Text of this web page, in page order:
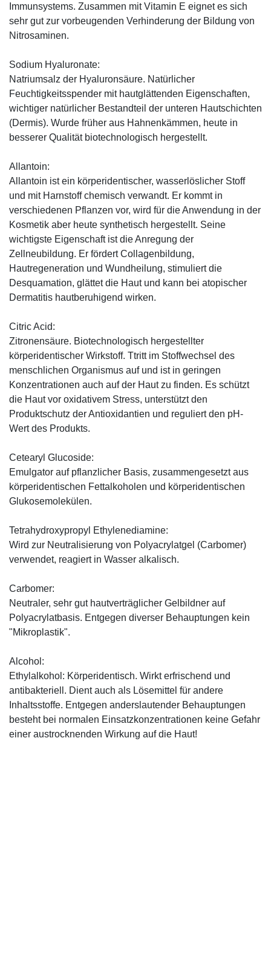
Immunsystems. Zusammen mit Vitamin E eignet es sich
sehr gut zur vorbeugenden Verhinderung der Bildung von
Nitrosaminen.
Sodium Hyaluronate:
Natriumsalz der Hyaluronsäure. Natürlicher
Feuchtigkeitsspender mit hautglättenden Eigenschaften,
wichtiger natürlicher Bestandteil der unteren Hautschichten
(Dermis). Wurde früher aus Hahnenkämmen, heute in
besserer Qualität biotechnologisch hergestellt.
Allantoin:
Allantoin ist ein körperidentischer, wasserlöslicher Stoff
und mit Harnstoff chemisch verwandt. Er kommt in
verschiedenen Pflanzen vor, wird für die Anwendung in der
Kosmetik aber heute synthetisch hergestellt. Seine
wichtigste Eigenschaft ist die Anregung der
Zellneubildung. Er fördert Collagenbildung,
Hautregeneration und Wundheilung, stimuliert die
Desquamation, glättet die Haut und kann bei atopischer
Dermatitis hautberuhigend wirken.
Citric Acid:
Zitronensäure. Biotechnologisch hergestellter
körperidentischer Wirkstoff. Ttritt im Stoffwechsel des
menschlichen Organismus auf und ist in geringen
Konzentrationen auch auf der Haut zu finden. Es schützt
die Haut vor oxidativem Stress, unterstützt den
Produktschutz der Antioxidantien und reguliert den pH-
Wert des Produkts.
Cetearyl Glucoside:
Emulgator auf pflanzlicher Basis, zusammengesetzt aus
körperidentischen Fettalkoholen und körperidentischen
Glukosemolekülen.
Tetrahydroxypropyl Ethylenediamine:
Wird zur Neutralisierung von Polyacrylatgel (Carbomer)
verwendet, reagiert in Wasser alkalisch.
Carbomer:
Neutraler, sehr gut hautverträglicher Gelbildner auf
Polyacrylatbasis. Entgegen diverser Behauptungen kein
"Mikroplastik".
Alcohol:
Ethylalkohol: Körperidentisch. Wirkt erfrischend und
antibakteriell. Dient auch als Lösemittel für andere
Inhaltsstoffe. Entgegen anderslautender Behauptungen
besteht bei normalen Einsatzkonzentrationen keine Gefahr
einer austrocknenden Wirkung auf die Haut!